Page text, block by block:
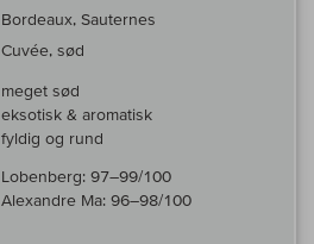
Bordeaux, Sauternes
Cuvée, sød
meget sød
eksotisk & aromatisk
fyldig og rund
Lobenberg: 97–99/100
Alexandre Ma: 96–98/100